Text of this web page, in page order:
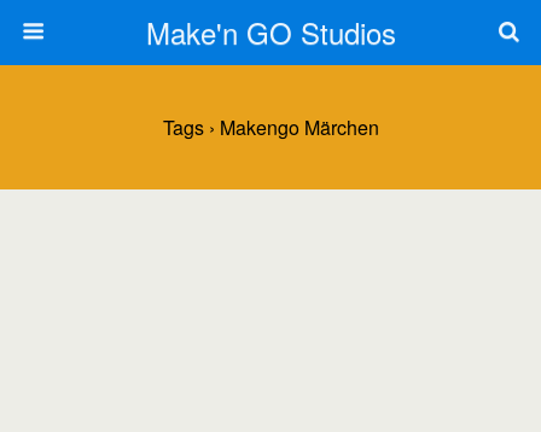
Make'n GO Studios
Tags › Makengo Märchen